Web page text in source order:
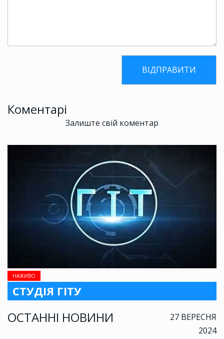
НАЖИВО
СТУДІЯ ГІТУ
ОСТАННІ НОВИНИ
27 ВЕРЕСНЯ
2024
Коментарі
Залиште свій коментар